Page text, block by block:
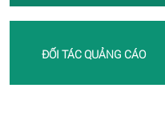
ĐỐI TÁC QUẢNG CÁO